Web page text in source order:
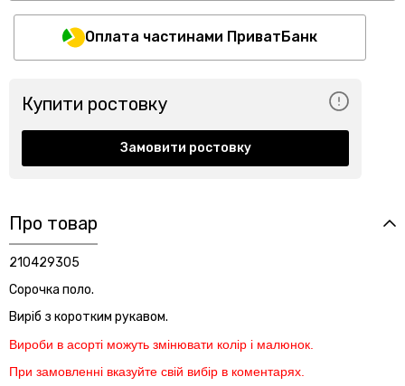
Оплата частинами ПриватБанк
Купити ростовку
Замовити ростовку
Про товар
210429305
Сорочка поло.
Виріб з коротким рукавом.
Вироби в асорті можуть змінювати колір і малюнок.
При замовленні вказуйте свій вибір в коментарях.